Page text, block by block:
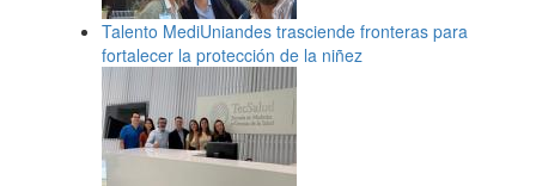
Talento MediUniandes trasciende fronteras para
fortalecer la protección de la niñez